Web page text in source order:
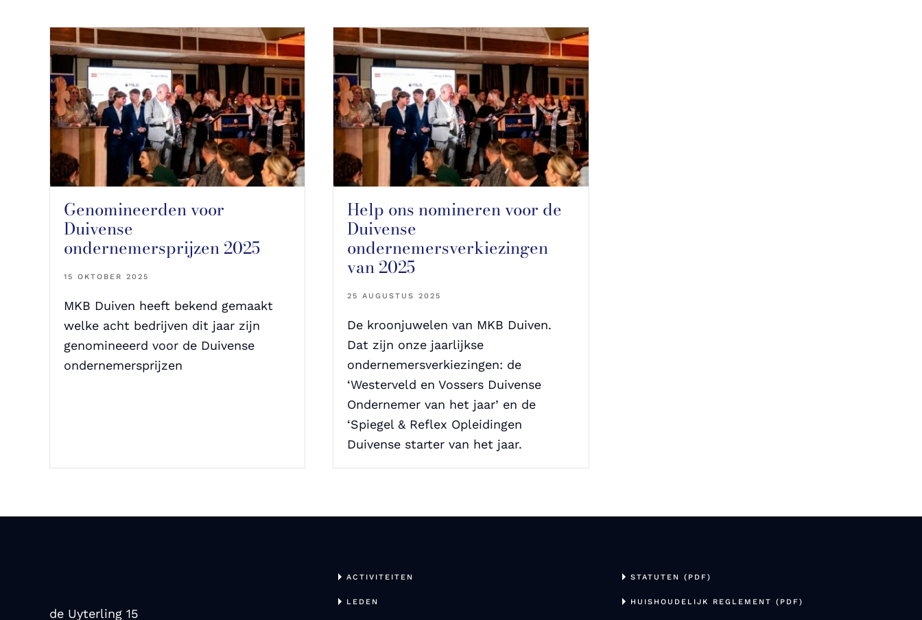
Genomineerden voor
Duivense
ondernemersprijzen 2025
15 OKTOBER 2025
MKB Duiven heeft bekend gemaakt
welke acht bedrijven dit jaar zijn
genomineeerd voor de Duivense
ondernemersprijzen
Help ons nomineren voor de
Duivense
ondernemersverkiezingen
van 2025
25 AUGUSTUS 2025
De kroonjuwelen van MKB Duiven.
Dat zijn onze jaarlijkse
ondernemersverkiezingen: de
‘Westerveld en Vossers Duivense
Ondernemer van het jaar’ en de
‘Spiegel & Reflex Opleidingen
Duivense starter van het jaar.
de Uyterling 15
ACTIVITEITEN
LEDEN
STATUTEN (PDF)
HUISHOUDELIJK REGLEMENT (PDF)